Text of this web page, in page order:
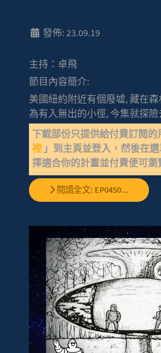
發佈: 23.09.19
主持：卓飛
節目內容簡介:
美國紐約附近有個廢墟, 藏在
為有入無出的小徑, 今集就探險
下載部份只提供給付費訂閱的
裡 」到主頁並登入，然後在
擇適合你的計畫並付費便可瀏
閱讀全文: EP0450...